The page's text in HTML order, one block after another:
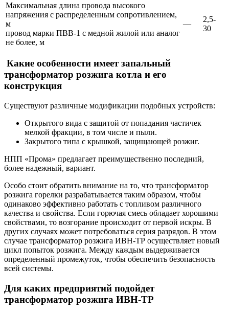
Максимальная длина провода высокого
напряжения с распределенным сопротивлением,
м
провод марки ПВВ-1 с медной жилой или аналог
не более, м
—
2,5-
30
Какие особенности имеет запальный
трансформатор розжига котла и его
конструкция
Существуют различные модификации подобных устройств:
Открытого вида с защитой от попадания частичек
мелкой фракции, в том числе и пыли.
Закрытого типа с крышкой, защищающей розжиг.
НПП «Прома» предлагает преимущественно последний,
более надежный, вариант.
Особо стоит обратить внимание на то, что трансформатор
розжига горелки разрабатывается таким образом, чтобы
одинаково эффективно работать с топливом различного
качества и свойства. Если горючая смесь обладает хорошими
свойствами, то возгорание происходит от первой искры. В
других случаях может потребоваться серия разрядов. В этом
случае трансформатор розжига ИВН-ТР осуществляет новый
цикл попыток розжига. Между каждым выдерживается
определенный промежуток, чтобы обеспечить безопасность
всей системы.
Для каких предприятий подойдет
трансформатор розжига ИВН-ТР